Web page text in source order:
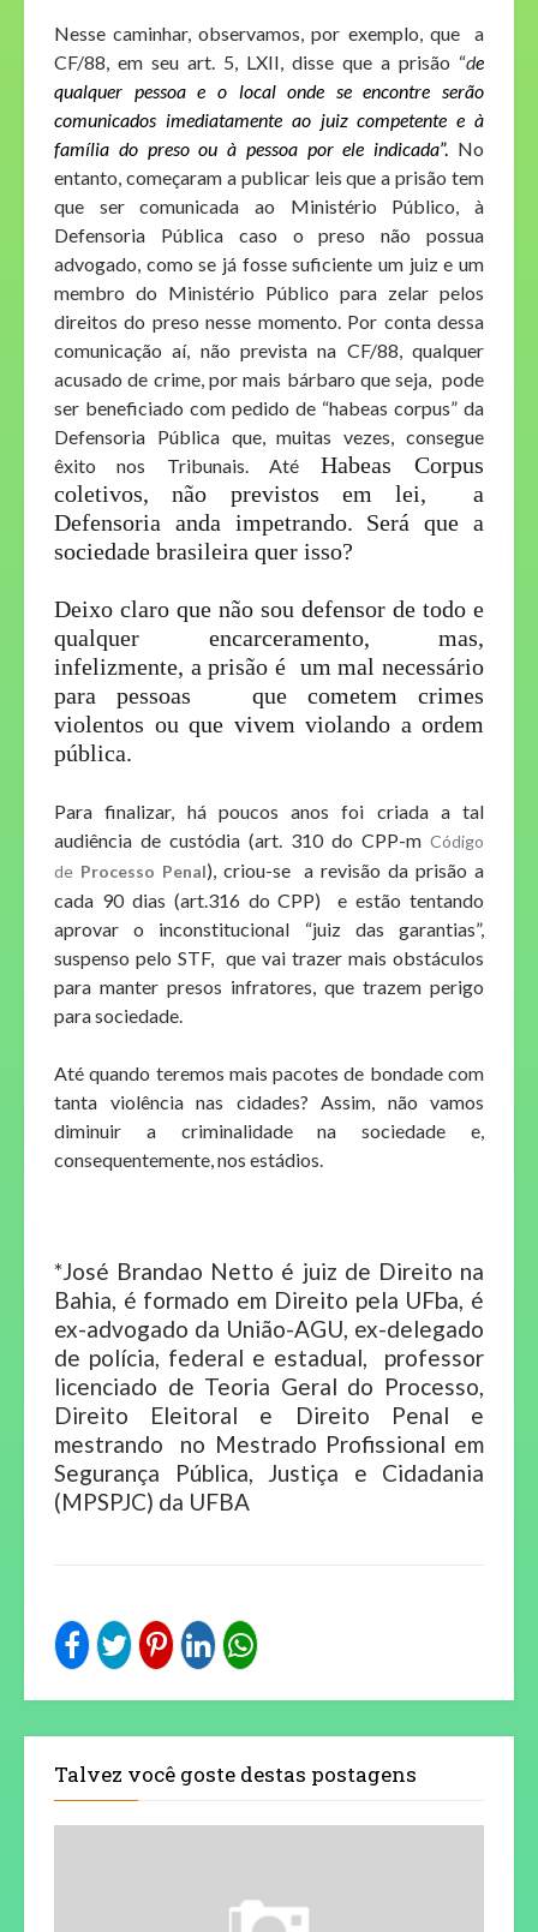
Nesse caminhar, observamos, por exemplo, que a
CF/88, em seu art. 5, LXII, disse que a prisão “de
qualquer pessoa e o local onde se encontre serão
comunicados imediatamente ao juiz competente e à
família do preso ou à pessoa por ele indicada”. No
entanto, começaram a publicar leis que a prisão tem
que ser comunicada ao Ministério Público, à
Defensoria Pública caso o preso não possua
advogado, como se já fosse suficiente um juiz e um
membro do Ministério Público para zelar pelos
direitos do preso nesse momento. Por conta dessa
comunicação aí, não prevista na CF/88, qualquer
acusado de crime, por mais bárbaro que seja, pode
ser beneficiado com pedido de “habeas corpus” da
Defensoria Pública que, muitas vezes, consegue
êxito nos Tribunais. Até Habeas Corpus
coletivos, não previstos em lei, a
Defensoria anda impetrando. Será que a
sociedade brasileira quer isso?
Deixo claro que não sou defensor de todo e
qualquer encarceramento, mas,
infelizmente, a prisão é um mal necessário
para pessoas
que cometem crimes
violentos ou que vivem violando a ordem
pública.
Para finalizar, há poucos anos foi criada a tal
audiência de custódia (art. 310 do CPP-m Código
de Processo Penal), criou-se a revisão da prisão a
cada 90 dias (art.316 do CPP) e estão tentando
aprovar o inconstitucional “juiz das garantias”,
suspenso pelo STF, que vai trazer mais obstáculos
para manter presos infratores, que trazem perigo
para sociedade.
Até quando teremos mais pacotes de bondade com
tanta violência nas cidades? Assim, não vamos
diminuir a criminalidade na sociedade e,
consequentemente, nos estádios.
*José Brandao Netto é juiz de Direito na
Bahia, é formado em Direito pela UFba, é
ex-advogado da União-AGU, ex-delegado
de polícia, federal e estadual, professor
licenciado de Teoria Geral do Processo,
Direito Eleitoral e Direito Penal e
mestrando no Mestrado Profissional em
Segurança Pública, Justiça e Cidadania
(MPSPJC) da UFBA
Talvez você goste destas postagens